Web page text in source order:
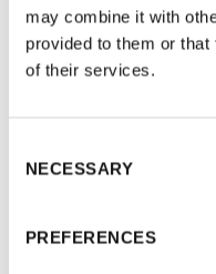
may combine it with
provided to them or
of their services.
Selection
NECESSARY
PREFERENCES